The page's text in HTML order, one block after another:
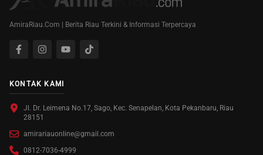
AmiraRiau.Com | Berita Riau Terkini & Informasi Terpercaya
KONTAK KAMI
Jl. Dr. Leimena No.17, Sago, Kec. Senapelan, Kota Pekanbaru, Riau
28151
amirariauonline@gmail.com
0812-7036-4999